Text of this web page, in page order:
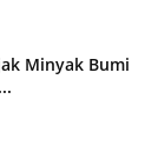
Minyak Bumi